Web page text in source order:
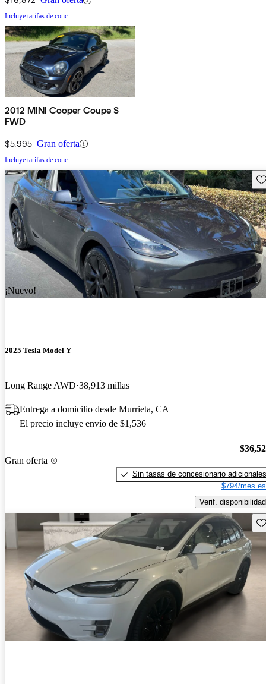
Incluye tarifas de conc.
2012 MINI Cooper Coupe S
FWD
$5,995 Gran oferta
Incluye tarifas de conc.
¡Nuevo!
2025 Tesla Model Y
Long Range AWD 38,913 millas
Entrega a domicilio desde Murrieta, CA
El precio incluye envío de $1,536
Gran oferta
Sin tasas de concesionario adicionales
$794/mes
Verif. disponibilidad